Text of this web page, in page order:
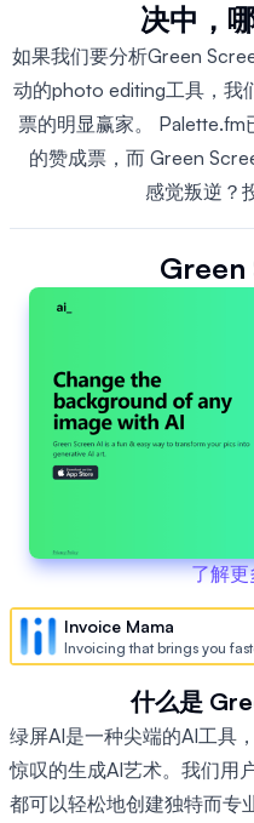
决中，
如果我们要分析Green
动的photo editing工具，我
票的明显赢家。
的赞成票，而 Green
感觉叛逆？
Green
了解更
Invoice Mama
Invoicing that brings you
什么是
绿屏AI是一种尖端的AI工具
惊叹的生成AI艺术。我们用
都可以轻松地创建独特而专